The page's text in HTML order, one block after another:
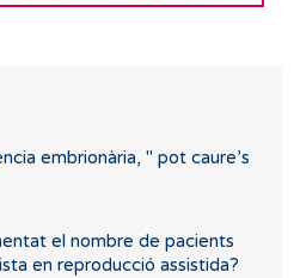
embrionària, " pot caure’s
el nombre de pacients
en reproducció assistida?